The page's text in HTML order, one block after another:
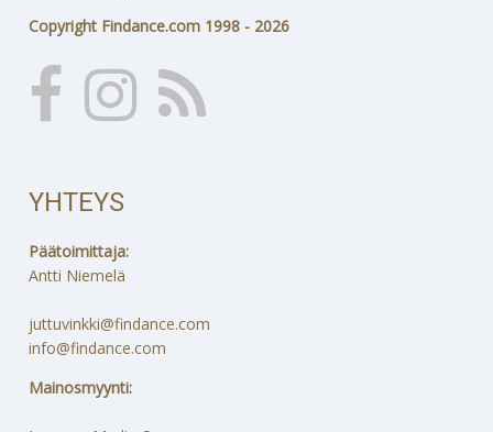
Copyright Findance.com 1998 - 2026
YHTEYS
Päätoimittaja:
Antti Niemelä
juttuvinkki@findance.com
info@findance.com
Mainosmyynti: